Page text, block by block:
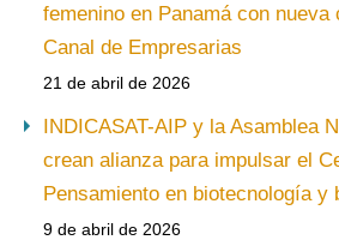
femenino en Panamá con nueva
Canal de Empresarias
21 de abril de 2026
INDICASAT-AIP y la Asamblea
crean alianza para impulsar el
Pensamiento en biotecnología y
9 de abril de 2026